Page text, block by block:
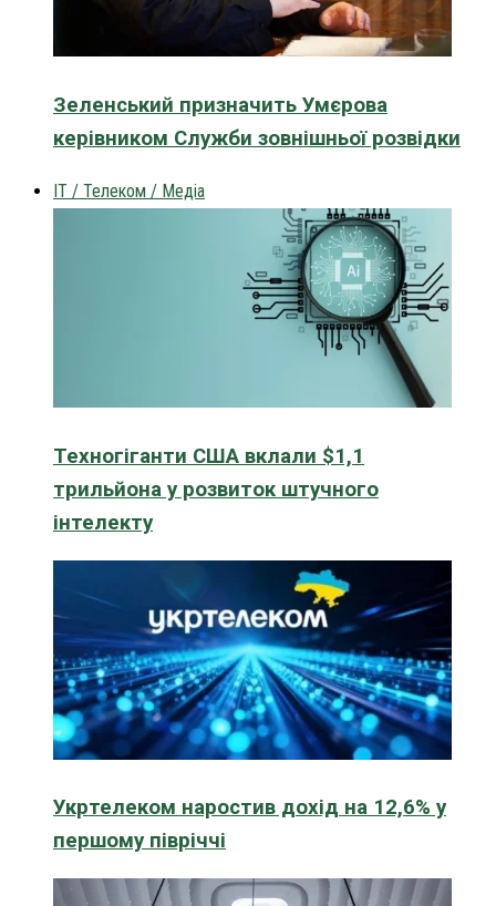
Зеленський призначить Умєрова
керівником Служби зовнішньої розвідки
IT / Телеком / Медіа
Техногіганти США вклали $1,1
трильйона у розвиток штучного
інтелекту
Укртелеком наростив дохід на 12,6% у
першому півріччі